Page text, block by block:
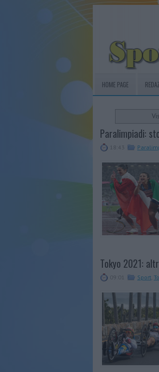
HOME PAGE
Paralimpiadi:
18:43
Tokyo 2021:
09:01 Sport